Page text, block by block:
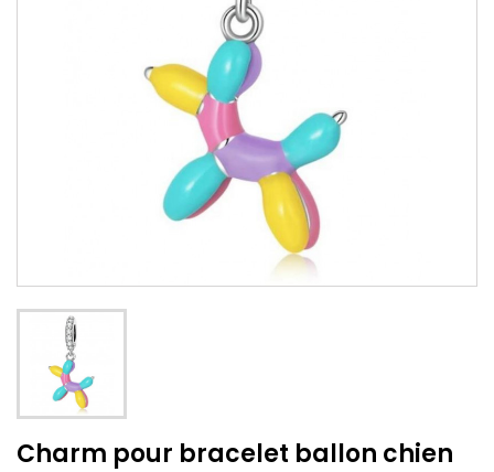
Charm pour bracelet ballon chien